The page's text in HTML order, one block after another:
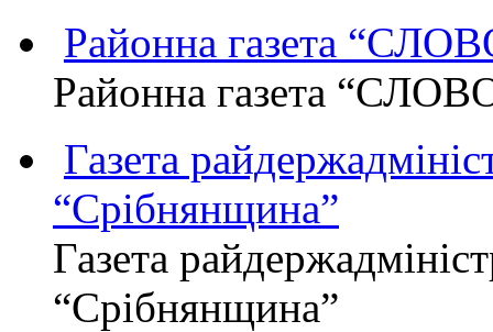
Районна газета
Районна газета
Газета
“Срібнянщина”
Газета
“Срібнянщина”